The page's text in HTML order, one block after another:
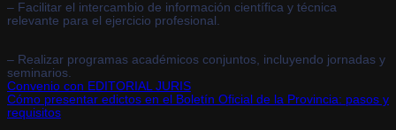
– Facilitar el intercambio de información científica y técnica
relevante para el ejercicio profesional .
– Realizar programas académicos conjuntos, incluyendo jornadas y
seminarios
Convenio con EDITORIAL JURIS
Cómo presentar edictos en el Boletín Oficial de la Provincia: pasos y
requisitos